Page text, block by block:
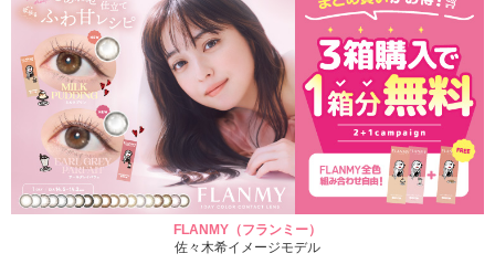
FLANMY（フランミー）
佐々木希イメージモデル